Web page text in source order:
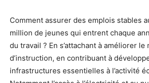
Comment assurer des emplois stables
million de jeunes qui entrent chaque
du travail ? En s’attachant à améliorer le
d’instruction, en contribuant à
infrastructures essentielles à l’activité